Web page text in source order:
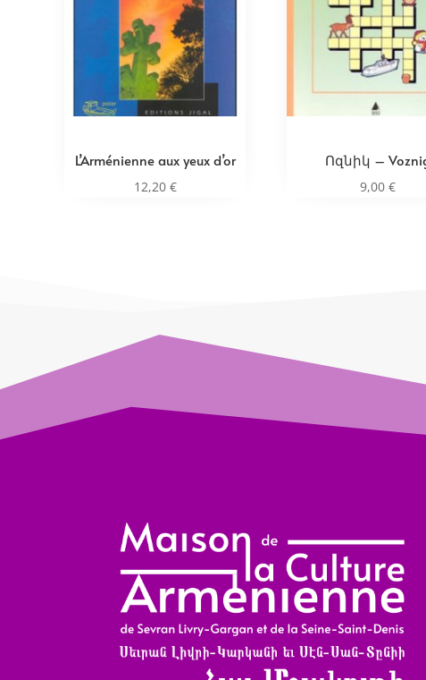
L’Arménienne aux yeux d’or
12,20 €
Ոզնիկ –
9,00 €